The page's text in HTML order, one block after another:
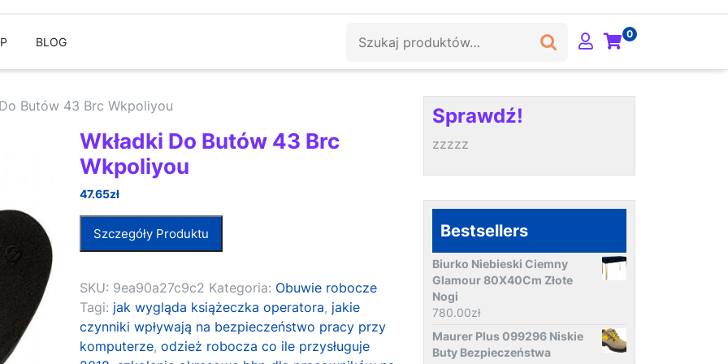
BLOG
0
Butów 43 Brc Wkpoliyou
Wkładki Do Butów 43 Brc
Wkpoliyou
47.65zł
Szczegóły Produktu
SKU: 9ea90a27c9c2 Kategoria: Obuwie robocze
Tagi: jak wygląda książeczka operatora, jakie
czynniki wpływają na bezpieczeństwo pracy przy
komputerze,odzież robocza co ile przysługuje
Sprawdź!
zzzzz
Bestsellers
Biurko Niebieski Ciemny
Glamour 80X40Cm Złote
Nogi
780.00zł
Maurer Plus 099296 Niskie
Buty Bezpieczeństwa